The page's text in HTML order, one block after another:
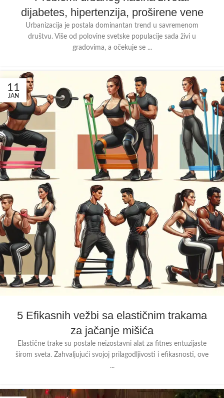
dijabetes, hipertenzija, proširene vene
Urbanizacija je postala dominantan trend u savremenom
društvu. Više od polovine svetske populacije sada živi u
gradovima, a očekuje se ...
11
JAN
5 Efikasnih vežbi sa elastičnim trakama
za jačanje mišića
Elastične trake su postale neizostavni alat za fitnes entuzijaste
širom sveta. Zahvaljujući svojoj prilagodljivosti i efikasnosti, ove
...